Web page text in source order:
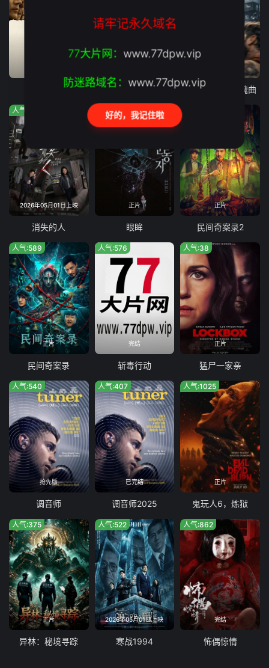
马尼拉之最 生灵 大力水手3：安魂曲
2026年05月01日上映
人气:1433
消失的人
正片
人气:658
眼眸
正片
民间奇案录2
正片
人气:589
民间奇案录
完结
人气:576
斩毒行动
正片
人气:38
猛尸一家亲
抢先版
人气:540
调音师
已完结
人气:407
调音师2025
正片
人气:1025
鬼玩人6，炼狱
正片
人气:375
异林：秘境寻踪
2026年05月01日上映
人气:522
寒战1994
完结
人气:862
怖偶惊情
请牢记永久域名
77大片网： www.77dpw.vip
防迷路域名： www.77dpw.vip
好的，我记住啦